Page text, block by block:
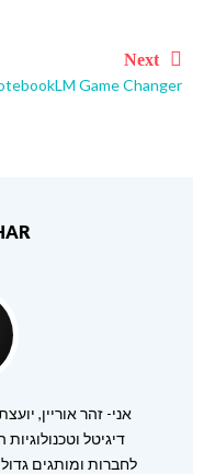
Next
Game Changer
אני- זהר אוריין,
דיגיטל
לחברות ומותגים